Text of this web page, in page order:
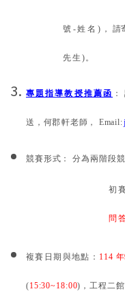
號 -姓名 ) ，
先生 )。
專題指導教授推薦函
送， 何郡軒老師，Email:
競賽形式： 分為兩階段競
初
問
複賽日期與地點： 114 年
(15:30~18:00) ，工程二館